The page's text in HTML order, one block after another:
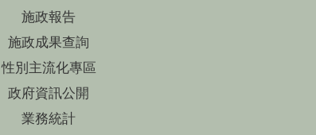
施政報告
施政成果查詢
性別主流化專區
政府資訊公開
業務統計